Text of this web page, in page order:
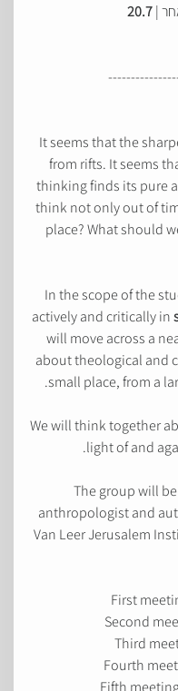
|
20.7
It seems that the
from rifts. It seems
thinking finds its pure
think not only out of
place? What should
In the scope of the
actively and critically in
will move across a
about theological and
small place, from a
We will think together
light of and
The group will
anthropologist and
Van Leer Jerusalem
First
Second
Third
Fourth
Fifth